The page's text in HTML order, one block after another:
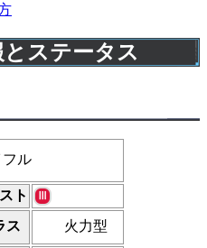
ステータス
フル
ト
ス 火力型